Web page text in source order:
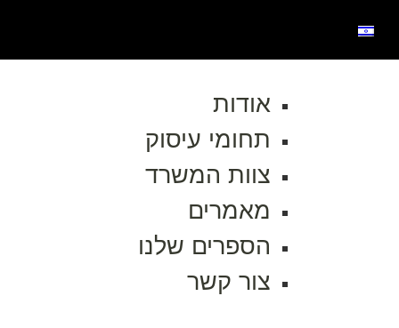
אודות
תחומי עיסוק
צוות המשרד
מאמרים
הספרים שלנו
צור קשר